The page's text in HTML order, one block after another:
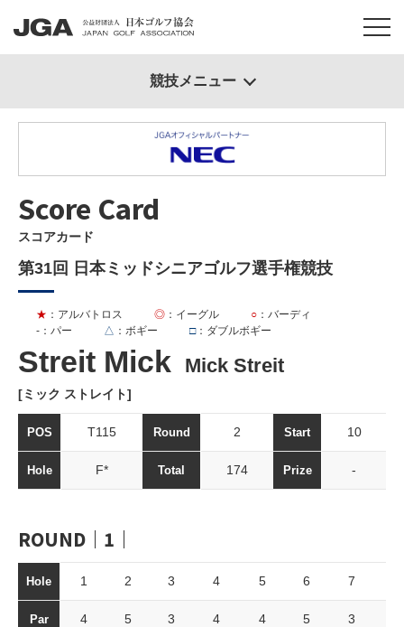
Score Card
スコアカード
第31回 日本ミッドシニアゴルフ選手権競技
Streit Mick Mick Streit
[ミック ストレイト]
★ ：アルバトロス ◎ ：イーグル ○ ：バーディ
- ：パー △ ：ボギー □：ダブルボギー
POS T115 Round 2 Start 10
Hole F* Total 174 Prize -
ROUND｜1｜
Hole 1 2 3 4 5 6 7
Par 4 5 3 4 4 5 3
競技メニュー